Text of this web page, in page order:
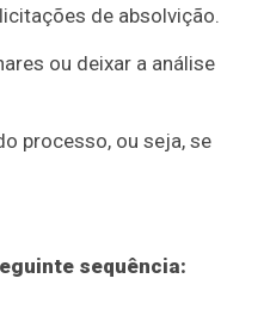
de absolvição.
ou deixar a análise
processo, ou seja, se
sequência: